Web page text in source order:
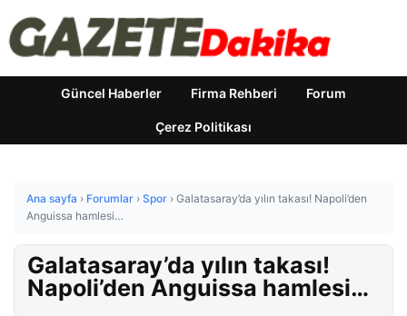
Güncel Haberler Firma Rehberi Forum
Çerez Politikası
Ana sayfa › Forumlar › Spor › Galatasaray’da yılın takası! Napoli’den
Anguissa hamlesi…
Galatasaray’da yılın takası!
Napoli’den Anguissa hamlesi…